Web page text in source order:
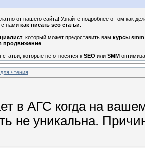
от нашего сайта! Узнайте подробнее о том как
с нами как писать seo статьи
, который может предоставить вам курсы smm
продвижение
статьи, которые не относятся к SEO или SMM
чтения
в АГС когда на
не уникальна.